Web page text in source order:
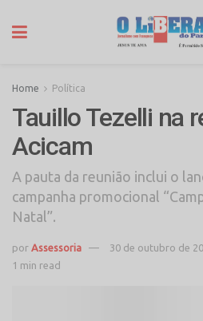
Home Política
Tauillo Tezelli na
Acicam
A pauta da reunião inclui o
campanha promocional
Natal”.
por Assessoria
30 de outubro de
1 min read